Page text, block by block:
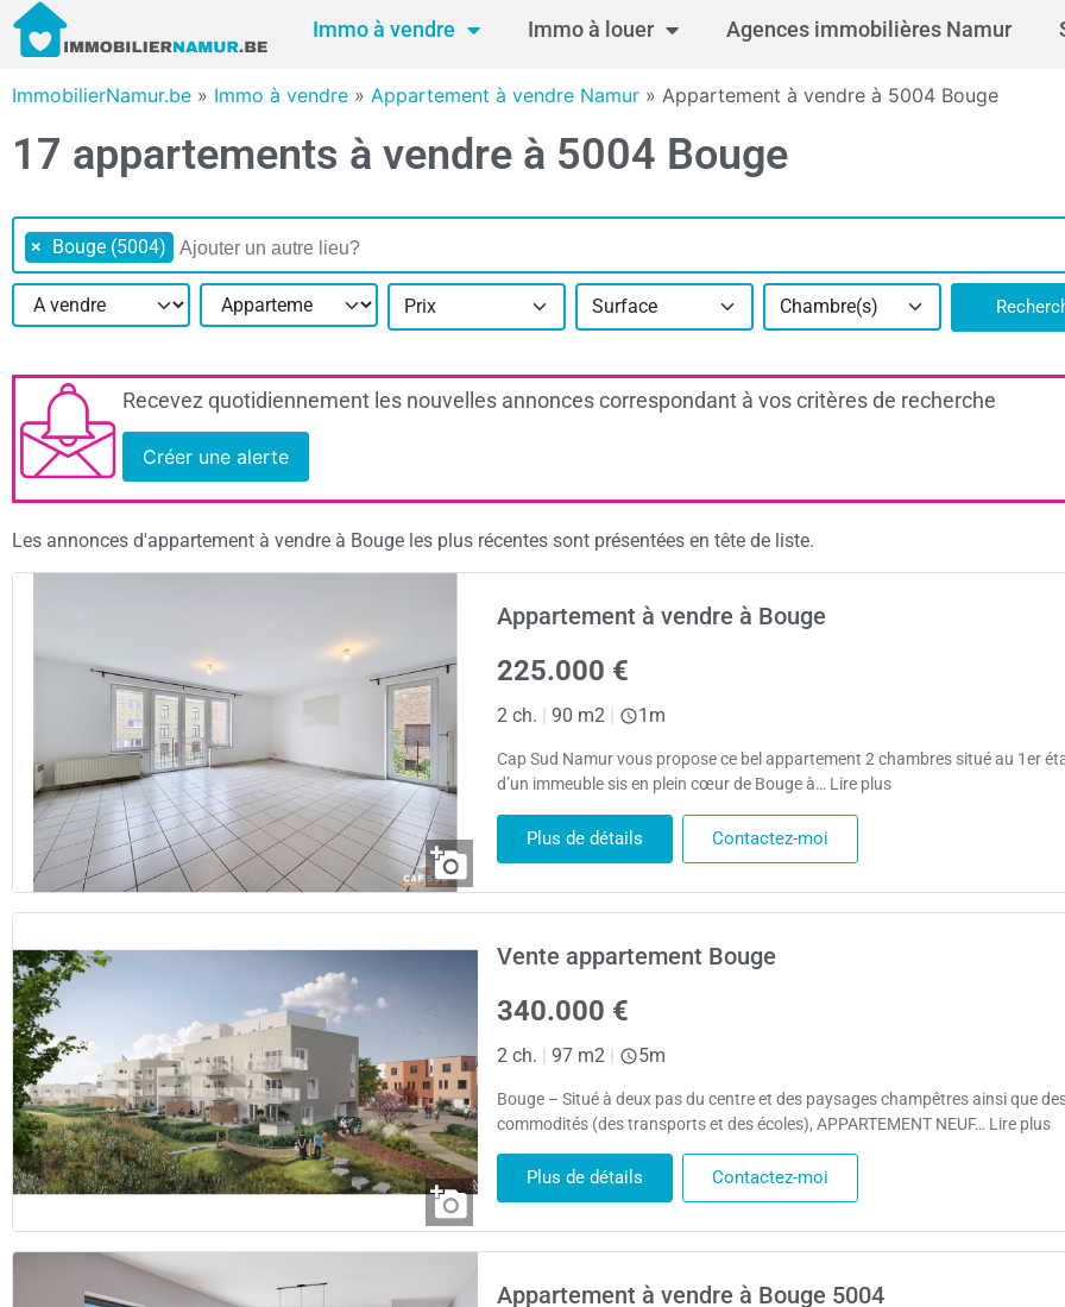
Immo à vendre Immo à louer Agences immobilières Namur
ImmobilierNamur.be » Immo à vendre » Appartement à vendre Namur » Appartement à vendre à 5004 Bouge
17 appartements à vendre à 5004 Bouge
× Bouge (5004)
Prix Surface Chambre(s)
Recevez quotidiennement les nouvelles annonces correspondant à vos critères de recherche
Créer une alerte
Les annonces d'appartement à vendre à Bouge les plus récentes sont présentées en tête de liste.
Appartement à vendre à Bouge
225.000 €
2 ch. | 90 m2 | 1m
Cap Sud Namur vous propose ce bel appartement 2 chambres situé au 1er
d’un immeuble sis en plein cœur de Bouge à… Lire plus
Plus de détails Contactez-moi
Vente appartement Bouge
340.000 €
2 ch. | 97 m2 | 5m
Bouge – Situé à deux pas du centre et des paysages champêtres ainsi que
commodités (des transports et des écoles), APPARTEMENT NEUF… Lire plus
Plus de détails Contactez-moi
Appartement à vendre à Bouge 5004